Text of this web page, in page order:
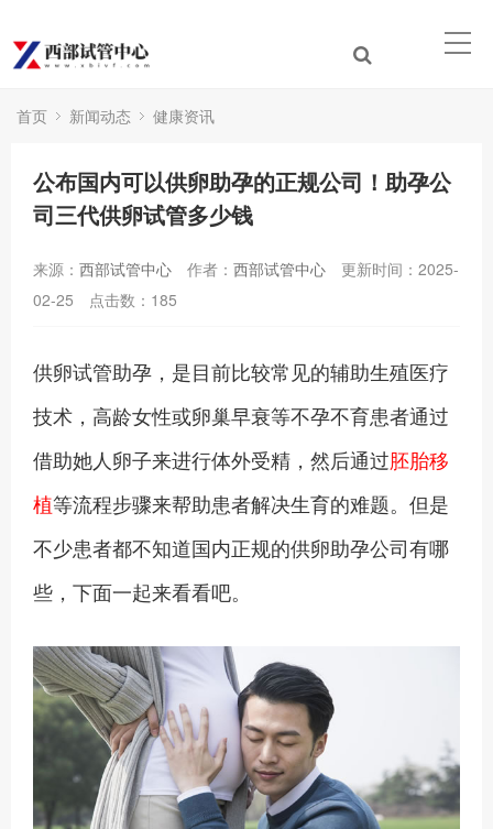
首页 新闻动态 健康资讯
公布国内可以供卵助孕的正规公司！助孕公
司三代供卵试管多少钱
来源： 西部试管中心 作者： 西部试管中心
更新时间：2025-
02-25
点击数： 185
供卵试管助孕，是目前比较常见的辅助生殖医疗
技术，高龄女性或卵巢早衰等不孕不育患者通过
借助她人卵子来进行体外受精，然后通过胚胎移
植等流程步骤来帮助患者解决生育的难题。但是
不少患者都不知道国内正规的供卵助孕公司有哪
些，下面一起来看看吧。